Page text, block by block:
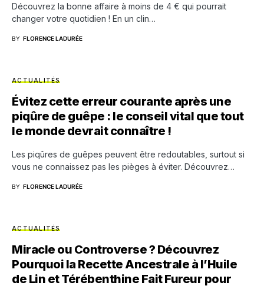
Découvrez la bonne affaire à moins de 4 € qui pourrait
changer votre quotidien ! En un clin…
BY FLORENCE LADURÉE
ACTUALITÉS
Évitez cette erreur courante après une
piqûre de guêpe : le conseil vital que tout
le monde devrait connaître !
Les piqûres de guêpes peuvent être redoutables, surtout si
vous ne connaissez pas les pièges à éviter. Découvrez…
BY FLORENCE LADURÉE
ACTUALITÉS
Miracle ou Controverse ? Découvrez
Pourquoi la Recette Ancestrale à l’Huile
de Lin et Térébenthine Fait Fureur pour